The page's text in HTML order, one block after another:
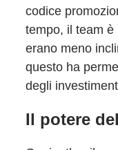
codice
tempo, il team è
erano meno
questo ha
degli
Il potere